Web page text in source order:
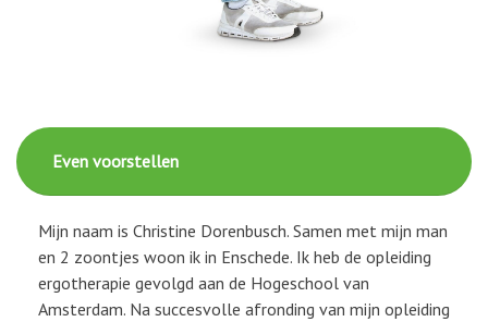
Even voorstellen
Mijn naam is Christine Dorenbusch. Samen met mijn man
en 2 zoontjes woon ik in Enschede. Ik heb de opleiding
ergotherapie gevolgd aan de Hogeschool van
Amsterdam. Na succesvolle afronding van mijn opleiding